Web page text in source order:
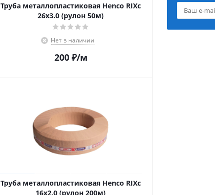
Труба металлопластиковая Henco RIXc
26х3.0 (рулон 50м)
Нет в наличии
200₽/м
Труба металлопластиковая Henco RIXc
16х2.0 (рулон 200м)